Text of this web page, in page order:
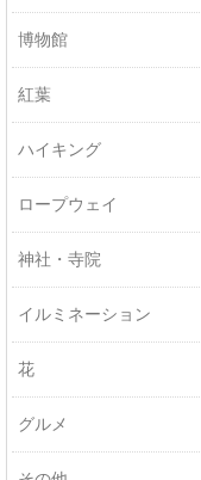
博物館
紅葉
ハイキング
ロープウェイ
神社・寺院
イルミネーション
花
グルメ